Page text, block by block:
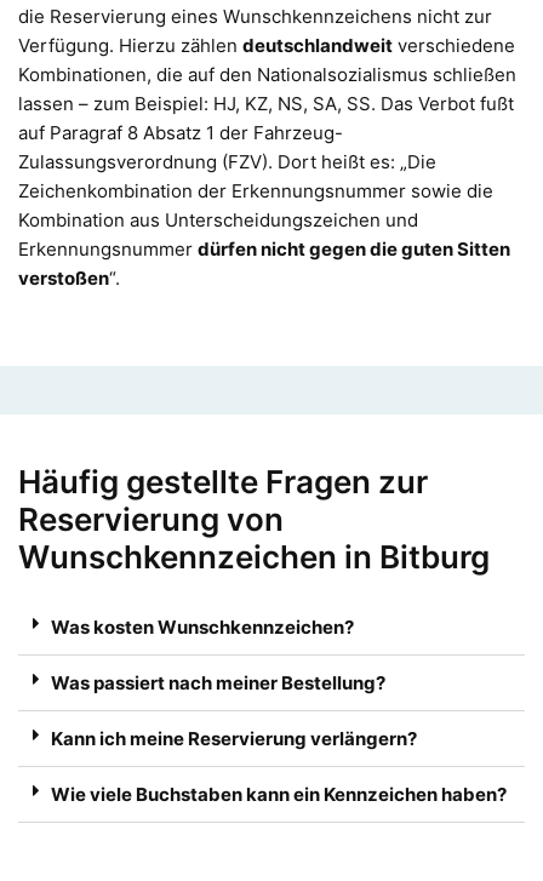
die Reservierung eines Wunschkennzeichens nicht zur
Verfügung. Hierzu zählen deutschlandweit verschiedene
Kombinationen, die auf den Nationalsozialismus schließen
lassen – zum Beispiel: HJ, KZ, NS, SA, SS. Das Verbot fußt
auf Paragraf 8 Absatz 1 der Fahrzeug-
Zulassungsverordnung (FZV). Dort heißt es: „Die
Zeichenkombination der Erkennungsnummer sowie die
Kombination aus Unterscheidungszeichen und
Erkennungsnummer dürfen nicht gegen die guten Sitten
verstoßen“.
Häufig gestellte Fragen zur
Reservierung von
Wunschkennzeichen in Bitburg
Was kosten Wunschkennzeichen?
Was passiert nach meiner Bestellung?
Kann ich meine Reservierung verlängern?
Wie viele Buchstaben kann ein Kennzeichen haben?